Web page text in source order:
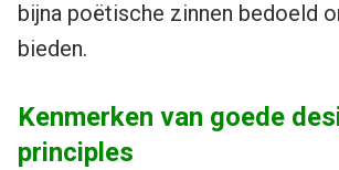
bijna poëtische zinnen bedoeld
bieden.
Kenmerken van goede
principles